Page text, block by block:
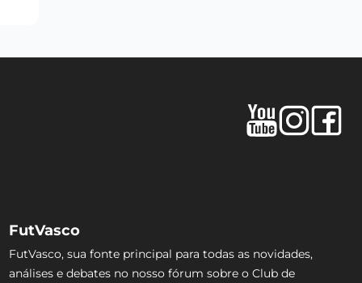
FutVasco
FutVasco, sua fonte principal para todas as novidades,
análises e debates no nosso fórum sobre o Club de